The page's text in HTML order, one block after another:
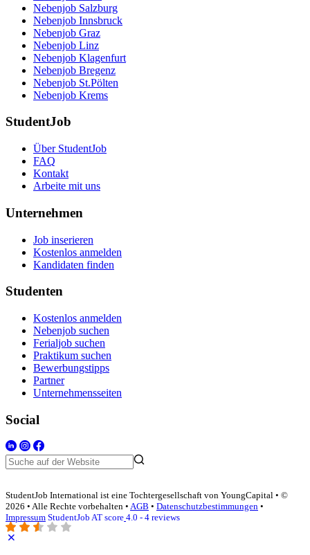
Nebenjob Salzburg
Nebenjob Innsbruck
Nebenjob Graz
Nebenjob Linz
Nebenjob Klagenfurt
Nebenjob Bregenz
Nebenjob St.Pölten
Nebenjob Krems
StudentJob
Über StudentJob
FAQ
Kontakt
Arbeite mit uns
Unternehmen
Job inserieren
Kostenlos anmelden
Kandidaten finden
Studenten
Kostenlos anmelden
Nebenjob suchen
Ferialjob suchen
Praktikum suchen
Bewerbungstipps
Partner
Unternehmensseiten
Social
StudentJob International ist eine Tochtergesellschaft von YoungCapital • ©
2026 • Alle Rechte vorbehalten • AGB • Datenschutzbestimmungen •
Impressum StudentJob AT score 4.0 - 4 reviews